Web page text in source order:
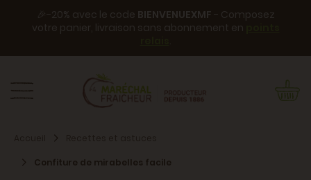
🎉-20% avec le code BIENVENUEXMF - Composez
votre panier, livraison sans abonnement en
.
Confiture de mirabelles facile